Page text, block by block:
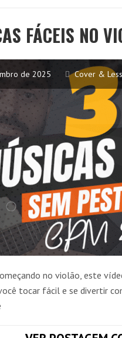
FÁCEIS NO
de 2025 Cover &
no violão, este
tocar fácil e se divertir